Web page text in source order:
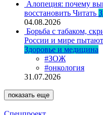
Алопеция: почему
восстановить Читать
04.08.2026
Борьба с табаком,
России и мире
Здоровье и медицина
#ЗОЖ
#онкология
31.07.2026
показать еще